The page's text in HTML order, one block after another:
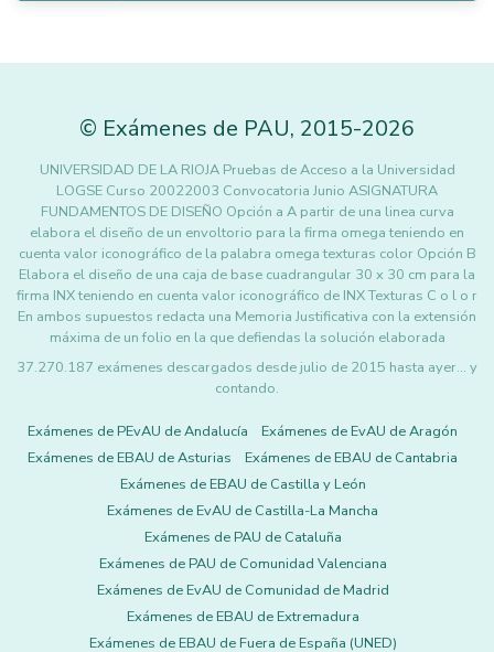
© Exámenes de PAU, 2015-2026
UNIVERSIDAD DE LA RIOJA Pruebas de Acceso a la Universidad
LOGSE Curso 20022003 Convocatoria Junio ASIGNATURA
FUNDAMENTOS DE DISEÑO Opción a A partir de una linea curva
elabora el diseño de un envoltorio para la firma omega teniendo en
cuenta valor iconográfico de la palabra omega texturas color Opción B
Elabora el diseño de una caja de base cuadrangular 30 x 30 cm para la
firma INX teniendo en cuenta valor iconográfico de INX Texturas C o l o r
En ambos supuestos redacta una Memoria Justificativa con la extensión
máxima de un folio en la que defiendas la solución elaborada
37.270.187 exámenes descargados desde julio de 2015 hasta ayer... y
contando.
Exámenes de PEvAU de Andalucía
Exámenes de EvAU de Aragón
Exámenes de EBAU de Asturias
Exámenes de EBAU de Cantabria
Exámenes de EBAU de Castilla y León
Exámenes de EvAU de Castilla-La Mancha
Exámenes de PAU de Cataluña
Exámenes de PAU de Comunidad Valenciana
Exámenes de EvAU de Comunidad de Madrid
Exámenes de EBAU de Extremadura
Exámenes de EBAU de Fuera de España (UNED)